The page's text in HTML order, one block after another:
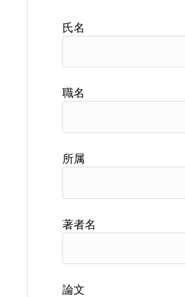
氏名
職名
所属
著者名
論文